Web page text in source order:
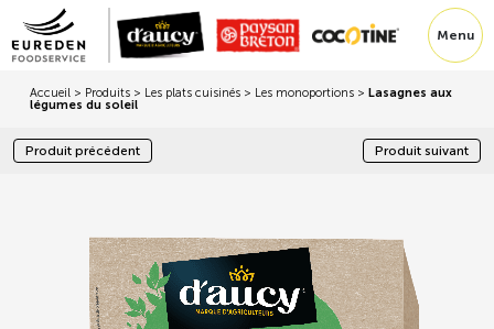
Menu
Accueil > Produits > Les plats cuisinés > Les monoportions > Lasagnes aux
légumes du soleil
Produit précédent Produit suivant